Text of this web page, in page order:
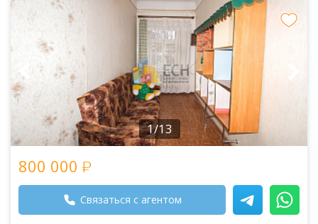
1/13
800 000
Связаться с агентом